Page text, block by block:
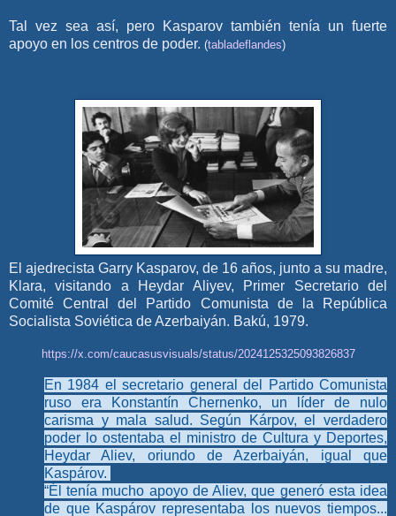
Tal vez sea así, pero Kasparov también tenía un fuerte
apoyo en los centros de poder. (tabladeflandes)
El ajedrecista Garry Kasparov, de 16 años, junto a su madre,
Klara, visitando a Heydar Aliyev, Primer Secretario del
Comité Central del Partido Comunista de la República
Socialista Soviética de Azerbaiyán. Bakú, 1979.
https://x.com/caucasusvisuals/status/2024125325093826837
En 1984 el secretario general del Partido Comunista
ruso era Konstantín Chernenko, un líder de nulo
carisma y mala salud. Según Kárpov, el verdadero
poder lo ostentaba el ministro de Cultura y Deportes,
Heydar Aliev, oriundo de Azerbaiyán, igual que
Kaspárov.
“Él tenía mucho apoyo de Aliev, que generó esta idea
de que Kaspárov representaba los nuevos tiempos...